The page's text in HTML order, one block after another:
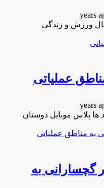
عملیاتی
گچسارانی به